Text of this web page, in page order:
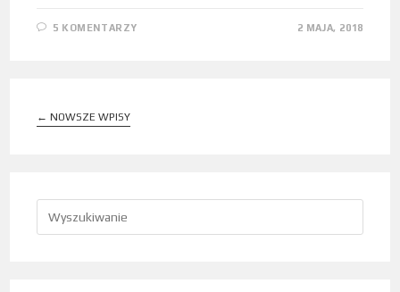
5 KOMENTARZY 2 MAJA, 2018
← NOWSZE WPISY